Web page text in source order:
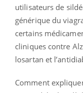
utilisateurs de
générique du
certains
cliniques contre
losartan et
Comment